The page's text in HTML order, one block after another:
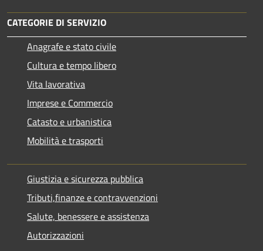
CATEGORIE DI SERVIZIO
Anagrafe e stato civile
Cultura e tempo libero
Vita lavorativa
Imprese e Commercio
Catasto e urbanistica
Mobilità e trasporti
Giustizia e sicurezza pubblica
Tributi,finanze e contravvenzioni
Salute, benessere e assistenza
Autorizzazioni